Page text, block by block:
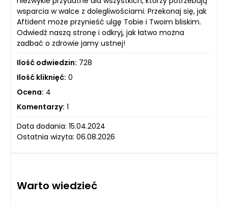
wsparcia w walce z dolegliwościami. Przekonaj się, jak
Aftident może przynieść ulgę Tobie i Twoim bliskim.
Odwiedź naszą stronę i odkryj, jak łatwo można
zadbać o zdrowie jamy ustnej!
Ilość odwiedzin: 728
Ilość kliknięć: 0
Ocena: 4
Komentarzy: 1
Data dodania: 15.04.2024
Ostatnia wizyta: 06.08.2026
Warto wiedzieć